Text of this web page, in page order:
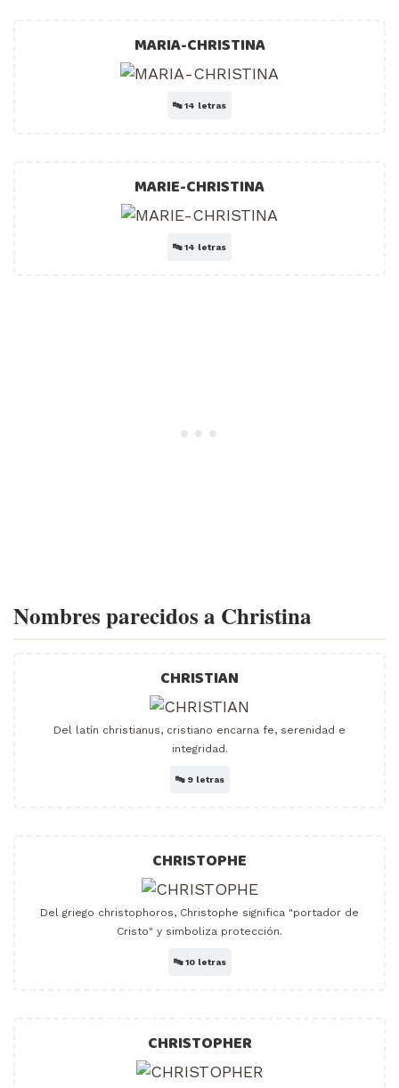
MARIA-CHRISTINA
🔤14 letras
MARIE-CHRISTINA
🔤14 letras
Nombres parecidos a Christina
CHRISTIAN
Del latín christianus, cristiano encarna fe, serenidad e
integridad.
🔤 9 letras
CHRISTOPHE
Del griego christophoros, Christophe significa "portador de
Cristo" y simboliza protección.
🔤10 letras
CHRISTOPHER